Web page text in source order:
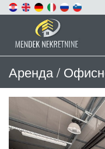
Аренда /